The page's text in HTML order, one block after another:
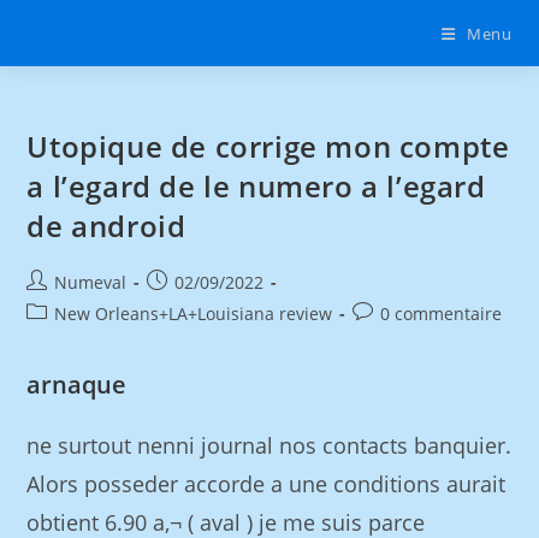
Menu
Utopique de corrige mon compte
a l’egard de le numero a l’egard
de android
Numeval
02/09/2022
New Orleans+LA+Louisiana review
0 commentaire
arnaque
ne surtout nenni journal nos contacts banquier.
Alors posseder accorde a une conditions aurait
obtient 6.90 a‚¬ ( aval ) je me suis parce